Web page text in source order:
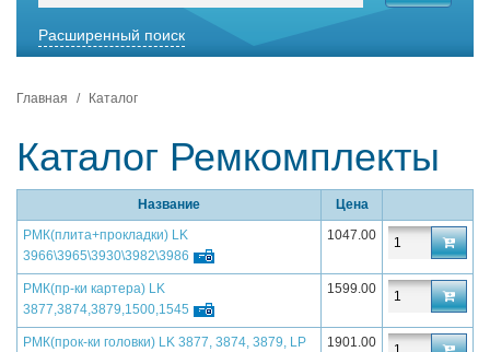
Расширенный поиск
Главная Каталог
Каталог Ремкомплекты
Название
Цена
РМК(плита+прокладки) LK
3966\3965\3930\3982\3986
1047.00
РМК(пр-ки картера) LK
3877,3874,3879,1500,1545
1599.00
РМК(прок-ки головки) LK 3877, 3874, 3879, LP
1901.00